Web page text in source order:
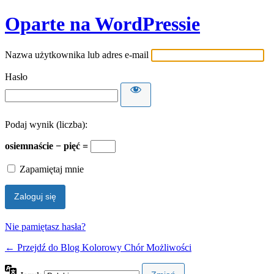
Oparte na WordPressie
Nazwa użytkownika lub adres e-mail
Hasło
Podaj wynik (liczba):
osiemnaście − pięć =
Zapamiętaj mnie
Nie pamiętasz hasła?
← Przejdź do Blog Kolorowy Chór Możliwości